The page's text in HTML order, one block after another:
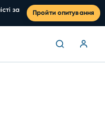
за
Пройти опитування